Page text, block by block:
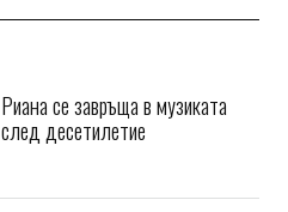
Риана се завръща в музиката
след десетилетие